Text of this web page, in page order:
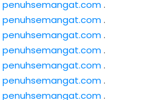
penuhsemangat.com.
penuhsemangat.com.
penuhsemangat.com.
penuhsemangat.com.
penuhsemangat.com.
penuhsemangat.com.
penuhsemangat.com.